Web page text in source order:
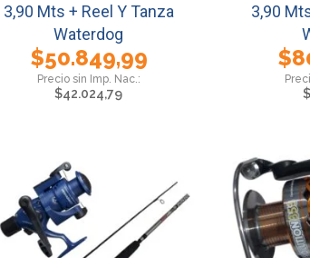
3,90 Mts + Reel Y Tanza
Waterdog
$50.849,99
$42.024,79
3,90
$
$